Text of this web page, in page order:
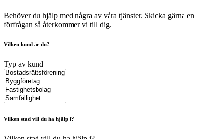
Behöver du hjälp med några av våra tjänster. Skicka gärna en
förfrågan så återkommer vi till dig.
Vilken kund är du?
Typ av kund
Vilken stad vill du ha hjälp i?